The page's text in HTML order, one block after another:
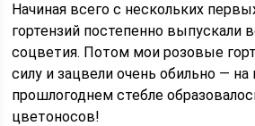
Начиная всего с нескольких
гортензий постепенно выпускали
соцветия. Потом мои розовые
силу и зацвели очень обильно —
прошлогоднем стебле
цветоносов!